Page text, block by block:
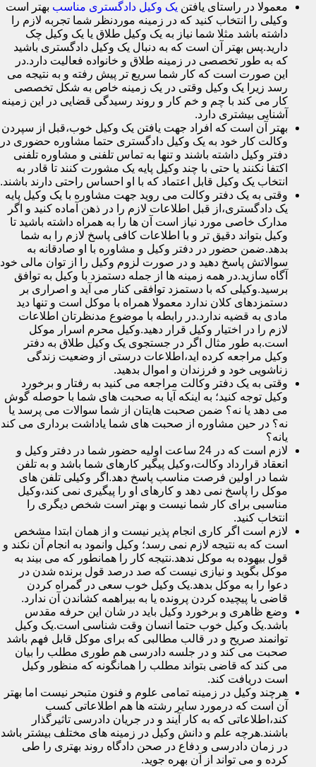
معمولا در راستای یافتن یک وکیل دادگستری مناسب بهتر است
وکیلی را انتخاب کنید که در زمینه موردنظر شما تجربه لازم را
داشته باشد مثلا شما نیاز به یک وکیل طلاق یا یک وکیل چک
دارید.پس بهتر آن است که به دنبال یک وکیل دادگستری باشید
که به طور تخصصی در زمینه طلاق و خانواده فعالیت دارد.در
این صورت است که کار شما سریع تر پیش رفته و به نتیجه می
رسد زیرا یک وکیل وقتی در یک زمینه خاص به شکل تخصصی
کار می کند با چم و خم کار و روند رسیدگی قضایی در این زمینه
آشنایی بیشتری دارد.
بهتر آن است که افراد جهت یافتن یک وکیل خوب،قبل از سپردن
وکالت کار خود به یک وکیل دادگستری حتما مشاوره حضوری در
دفتر وکیل داشته باشند و تنها به تماس تلفنی و مشاوره تلفنی
اکتفا نکنند یا حتی با چند وکیل پایه یک مشورت کنند تا قادر به
انتخاب یک وکیل قابل اعتماد که با او احساس راحتی دارند باشند.
وقتی به یک دفتر وکالت می روید جهت مشاوره با یک وکیل پایه
یک دادگستری،از قبل اطلاعات لازم را در ذهن آماده کنید و اگر
مدارک خاصی مورد نیاز است آن ها را به همراه داشته باشید تا
وکیل بتواند دقیق تر و با اطلاعات کافی پاسخ لازم را به شما
بدهد.ضمن حضور در دفتر وکیل و مشاوره با او صادقانه به
سوالاتش پاسخ دهید و در صورت لزوم وکیل را از توان مالی خود
آگاه سازید.در همه زمینه ها از جمله دستمزد با وکیل به توافق
برسید.وکیلی که با دستمزد توافقی کنار می آید و اصراری بر
دستمزدهای کلان ندارد معمولا همراه با موکل است و تنها دید
مادی به قضیه ندارد.در رابطه با موضوع مدنظرتان اطلاعات
لازم را در اختیار وکیل قرار دهید.وکیل محرم اسرار موکل
است.به طور مثال اگر در جستجوی یک وکیل طلاق به دفتر
وکیل مراجعه کرده اید،اطلاعات درستی از وضعیت زندگی
زناشویی خود و فرزندان و اموال بدهید.
وقتی به یک دفتر وکالت مراجعه می کنید به رفتار و برخورد
وکیل توجه کنید؛ به اینکه آیا به صحبت های شما با حوصله گوش
می دهد یا نه؟ ضمن صحبت هایتان از شما سوالات می پرسد یا
نه؟ در حین مشاوره از صحبت های شما یاداشت برداری می کند
یانه؟
لازم است که در 24 ساعت اولیه حضور شما در دفتر وکیل و
انعقاد قرارداد وکالت،وکیل پیگیر کارهای شما باشد و به تلفن
شما در اولین فرصت مناسب پاسخ دهد.اگر وکیلی تلفن های
موکل را پاسخ نمی دهد و کارهای او را پیگیری نمی کند،وکیل
مناسبی برای کار شما نیست و بهتر است شخص دیگری را
انتخاب کنید.
لازم است اگر کاری انجام پذیر نیست و از همان ابتدا مشخص
است که به نتیجه لازم نمی رسد؛ وکیل وانمود به انجام آن نکند و
قول بیهوده به موکل ندهد.نتیجه کار را همانطور که می بیند به
موکل بگوید و نیازی نیست که صد درصد قول برنده شدن در
دعوا را به موکل بدهد.یک وکیل خوب سعی در گمراه کردن
قاضی یا پیچیده کردن پرونده یا به بیراهمه کشاندن آن ندارد.
وضع ظاهری و برخورد وکیل باید در شان این حرفه مقدس
باشد.یک وکیل خوب حتما انسان وقت شناسی است.یک وکیل
توانمند صریح و در قالب مطالبی که برای موکل قابل فهم باشد
صحبت می کند و در جلسه دادرسی هم طوری مطلب را بیان
می کند که قاضی بتواند مطلب را همانگونه که منظور وکیل
است دریافت کند.
هرچند وکیل در زمینه تمامی علوم و فنون متبحر نیست اما بهتر
آن است که درمورد سایر رشته ها هم اطلاعاتی کسب
کند،اطلاعاتی که به کار آیند و در جریان دادرسی تاثیرگذار
باشند.هرچه علم و دانش وکیل در زمینه های مختلف بیشتر باشد
در زمان دادرسی و دفاع در صحن دادگاه روند بهتری را طی
کرده و می تواند از آن بهره جوید.